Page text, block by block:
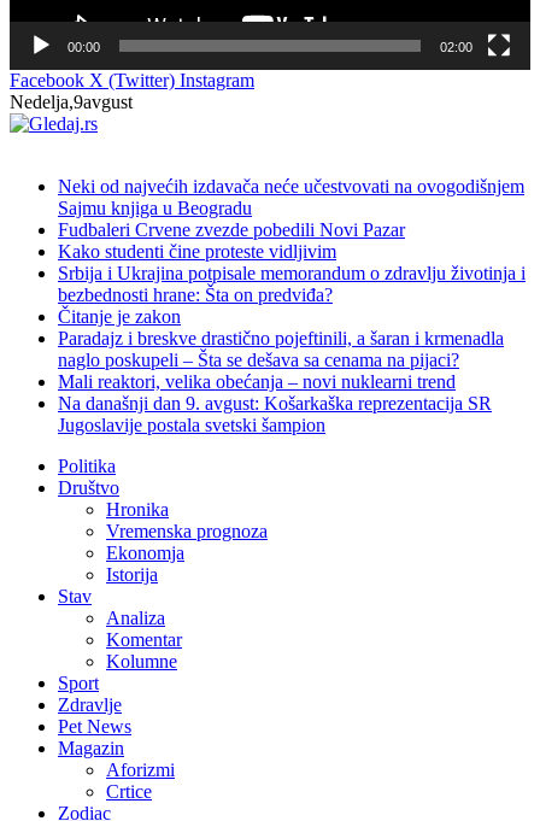
00:00 02:00
Facebook X (Twitter) Instagram
Nedelja,9avgust
Neki od najvećih izdavača neće učestvovati na ovogodišnjem
Sajmu knjiga u Beogradu
Fudbaleri Crvene zvezde pobedili Novi Pazar
Kako studenti čine proteste vidljivim
Srbija i Ukrajina potpisale memorandum o zdravlju životinja i
bezbednosti hrane: Šta on predviđa?
Čitanje je zakon
Paradajz i breskve drastično pojeftinili, a šaran i krmenadla
naglo poskupeli – Šta se dešava sa cenama na pijaci?
Mali reaktori, velika obećanja – novi nuklearni trend
Na današnji dan 9. avgust: Košarkaška reprezentacija SR
Jugoslavije postala svetski šampion
Politika
Društvo
Hronika
Vremenska prognoza
Ekonomja
Istorija
Stav
Analiza
Komentar
Kolumne
Sport
Zdravlje
Pet News
Magazin
Aforizmi
Crtice
Zodiac